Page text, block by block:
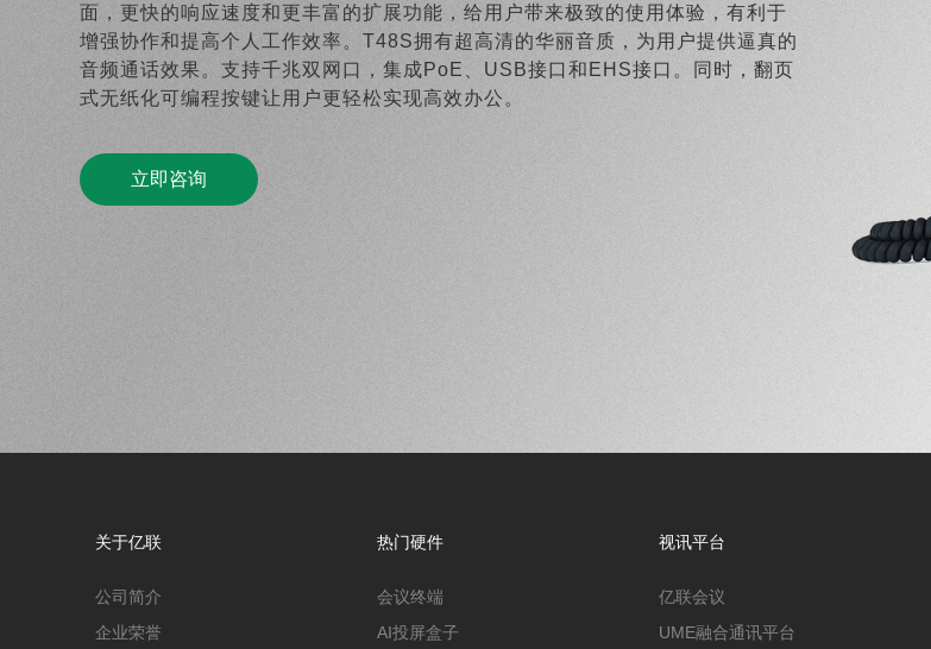
面，更快的响应速度和更丰富的扩展功能，给用户带来极致的使用体验，有利于
增强协作和提高个人工作效率。T48S拥有超高清的华丽音质，为用户提供逼真的
音频通话效果。支持千兆双网口，集成PoE、USB接口和EHS接口。同时，翻页
式无纸化可编程按键让用户更轻松实现高效办公。
立即咨询
关于亿联
公司简介
企业荣誉
热门硬件
会议终端
AI投屏盒子
视讯平台
亿联会议
UME融合通讯平台